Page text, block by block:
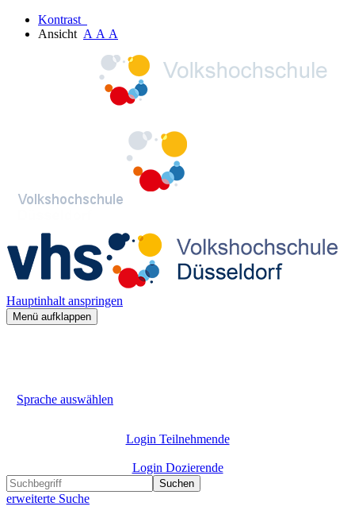
Kontrast
Ansicht A A A
Hauptinhalt anspringen
Menü aufklappen
Sprache auswählen
Login Teilnehmende
Login Dozierende
Suchen
erweiterte Suche